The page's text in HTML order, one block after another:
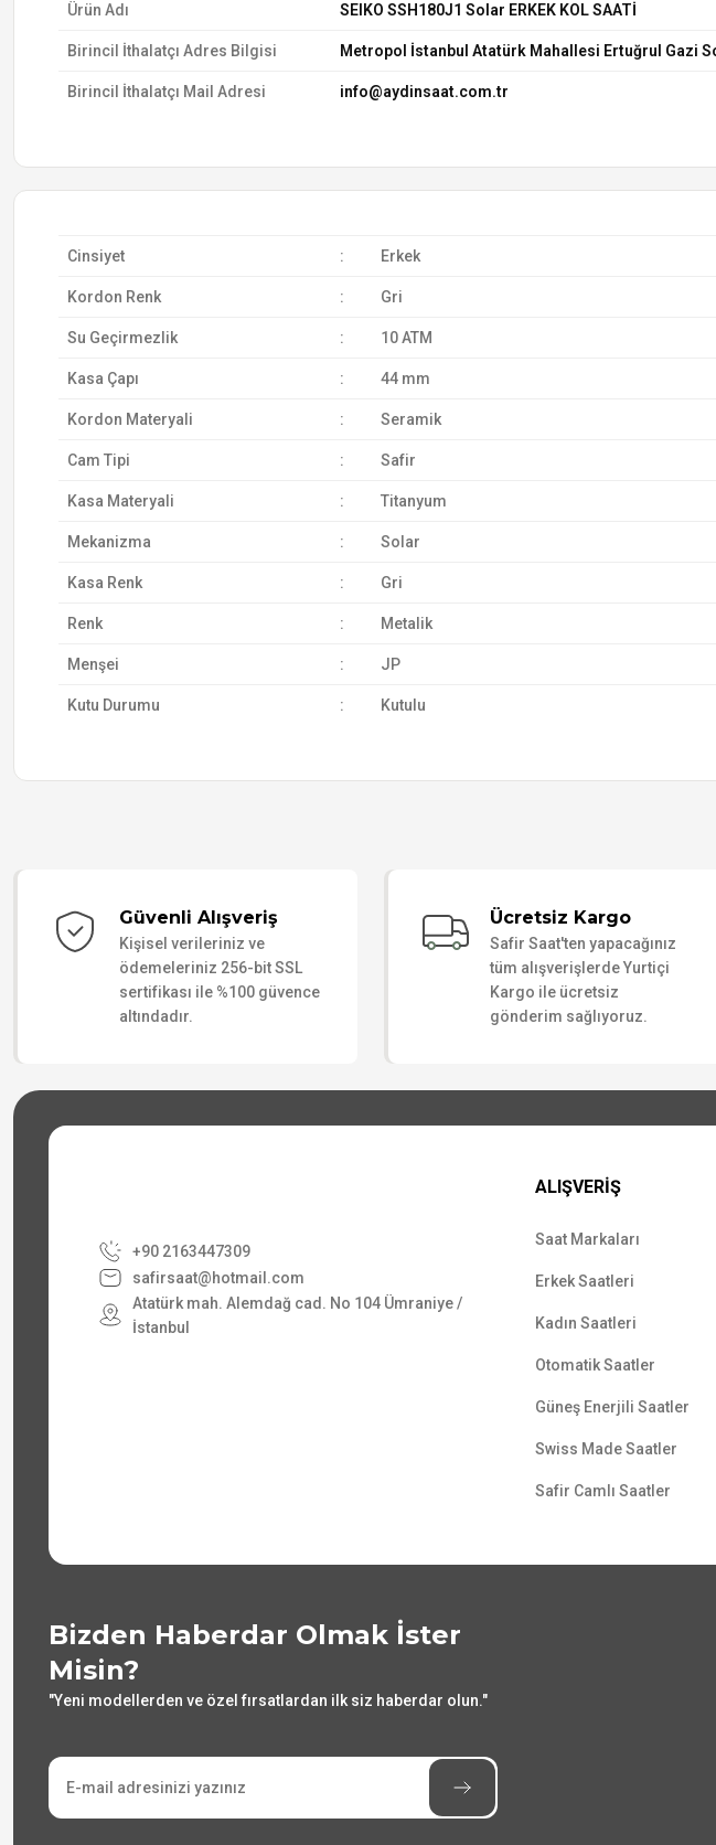
Ürün Adı SEIKO SSH180J1 Solar ERKEK KOL SAATİ
Birincil İthalatçı Adres Bilgisi Metropol İstanbul Atatürk Mahallesi Ertuğrul Gazi
Birincil İthalatçı Mail Adresi info@aydinsaat.com.tr
Cinsiyet : Erkek
Kordon Renk : Gri
Su Geçirmezlik : 10 ATM
Kasa Çapı : 44 mm
Kordon Materyali : Seramik
Cam Tipi : Safir
Kasa Materyali : Titanyum
Mekanizma : Solar
Kasa Renk : Gri
Renk : Metalik
Menşei : JP
Kutu Durumu : Kutulu
Güvenli Alışveriş
Kişisel verileriniz ve
ödemeleriniz 256-bit SSL
sertifikası ile %100 güvence
altındadır.
Ücretsiz Kargo
Safir Saat'ten yapacağınız
tüm alışverişlerde Yurtiçi
Kargo ile ücretsiz
gönderim sağlıyoruz.
+90 2163447309
safirsaat@hotmail.com
Atatürk mah. Alemdağ cad. No 104 Ümraniye /
İstanbul
ALIŞVERİŞ
Saat Markaları
Erkek Saatleri
Kadın Saatleri
Otomatik Saatler
Güneş Enerjili Saatler
Swiss Made Saatler
Safir Camlı Saatler
Bizden Haberdar Olmak İster
Misin?
"Yeni modellerden ve özel fırsatlardan ilk siz haberdar olun."